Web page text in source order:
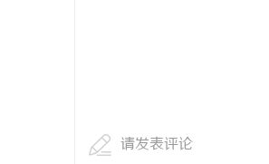
请发表评论